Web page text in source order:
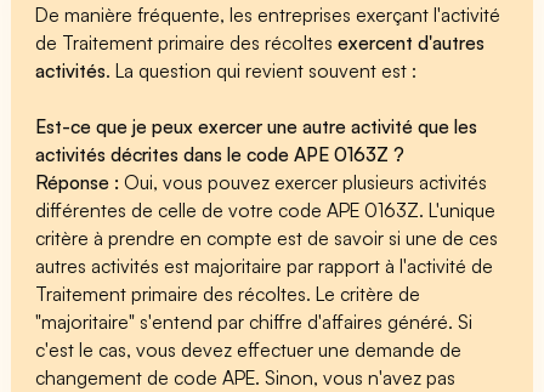
De manière fréquente, les entreprises exerçant l'activité
de Traitement primaire des récoltesexercent d'autres
activités. La question qui revient souvent est :
Est-ce que je peux exercer une autre activité que les
activités décrites dans le code APE 0163Z ?
Réponse :Oui, vous pouvez exercer plusieurs activités
différentes de celle de votre code APE 0163Z. L'unique
critère à prendre en compte est de savoir si une de ces
autres activités est majoritaire par rapport à l'activité de
Traitement primaire des récoltes. Le critère de
"majoritaire" s'entend par chiffre d'affaires généré. Si
c'est le cas, vous devez effectuer une demande de
changement de code APE. Sinon, vous n'avez pas